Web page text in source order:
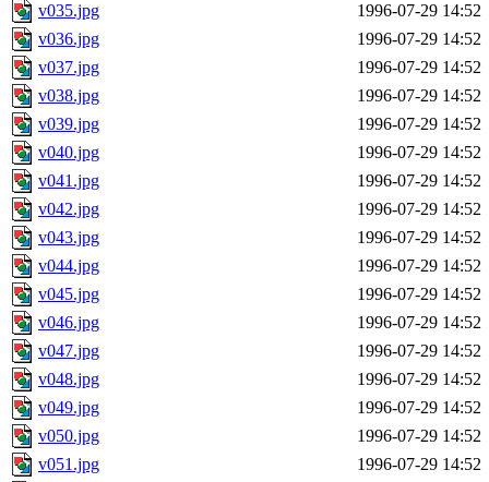
v035.jpg
1996-07-29 14:52
v036.jpg
1996-07-29 14:52
v037.jpg
1996-07-29 14:52
v038.jpg
1996-07-29 14:52
v039.jpg
1996-07-29 14:52
v040.jpg
1996-07-29 14:52
v041.jpg
1996-07-29 14:52
v042.jpg
1996-07-29 14:52
v043.jpg
1996-07-29 14:52
v044.jpg
1996-07-29 14:52
v045.jpg
1996-07-29 14:52
v046.jpg
1996-07-29 14:52
v047.jpg
1996-07-29 14:52
v048.jpg
1996-07-29 14:52
v049.jpg
1996-07-29 14:52
v050.jpg
1996-07-29 14:52
v051.jpg
1996-07-29 14:52